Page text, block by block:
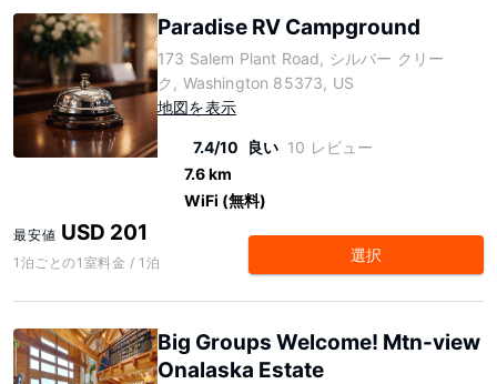
Paradise RV Campground
173 Salem Plant Road, シルバー クリー
ク, Washington 85373, US
地図を表示
7.4/10 良い 10 レビュー
7.6 km
WiFi (無料)
最安値 USD 201
1泊ごとの1室料金 / 1泊 選択
Big Groups Welcome! Mtn-view
Onalaska Estate